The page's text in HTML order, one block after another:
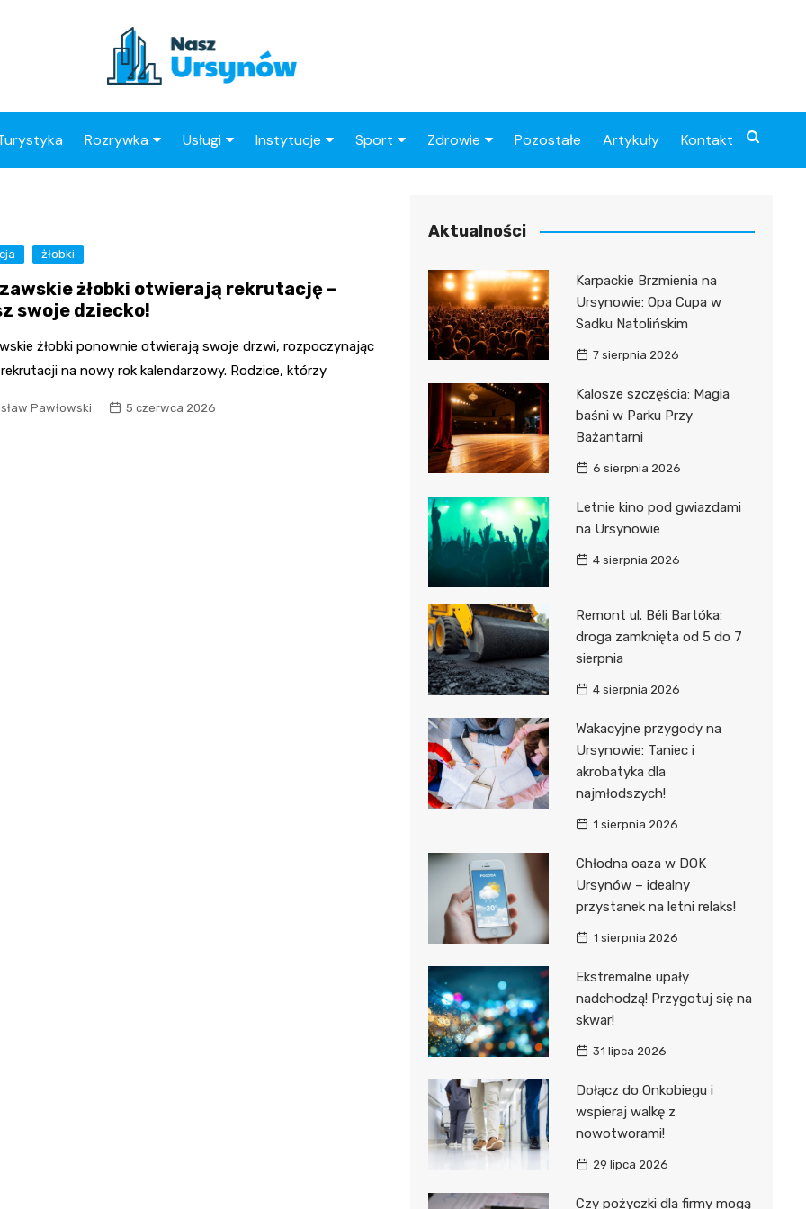
Rozrywka
Księgarnie
Usługi
Barber
Radca Prawny
Fryzjer
Instytucje
Urząd Dzielnicy
Poczta
Sport Zdrowie
Przychodnie
Apteki
Pozostałe Artykuły Kontakt
żłobki
żłobki otwierają rekrutację –
swoje dziecko!
żłobki ponownie otwierają swoje drzwi, rozpoczynając
na nowy rok kalendarzowy. Rodzice, którzy
Pawłowski 5 czerwca 2026
Aktualności
Karpackie Brzmienia na
Ursynowie: Opa Cupa w
Sadku Natolińskim
7 sierpnia 2026
Kalosze szczęścia: Magia
baśni w Parku Przy
Bażantarni
6 sierpnia 2026
Letnie kino pod gwiazdami
na Ursynowie
4 sierpnia 2026
Remont ul. Béli Bartóka:
droga zamknięta od 5 do 7
sierpnia
4 sierpnia 2026
Wakacyjne przygody na
Ursynowie: Taniec i
akrobatyka dla
najmłodszych!
1 sierpnia 2026
Chłodna oaza w DOK
Ursynów – idealny
przystanek na letni relaks!
1 sierpnia 2026
Ekstremalne upały
nadchodzą! Przygotuj się na
skwar!
31 lipca 2026
Dołącz do Onkobiegu i
wspieraj walkę z
nowotworami!
29 lipca 2026
Czy pożyczki dla firmy mogą